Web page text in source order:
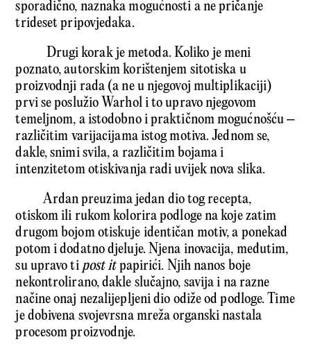
sporadično, naznaka mogućnosti a ne pričanje
trideset pripovjedaka.
Drugi korak je metoda. Koliko je meni
poznato, autorskim korištenjem sitotiska u
proizvodnji rada (a ne u njegovoj multiplikaciji)
prvi se poslužio Warhol i to upravo njegovom
temeljnom, a istodobno i praktičnom mogućnošću –
različitim varijacijama istog motiva. Jednom se,
dakle, snimi svila, a različitim bojama i
intenzitetom otiskivanja radi uvijek nova slika.
Ardan preuzima jedan dio tog recepta,
otiskom ili rukom kolorira podloge na koje zatim
drugom bojom otiskuje identičan motiv, a ponekad
potom i dodatno djeluje. Njena inovacija, međutim,
su upravo ti post itpapirići. Njih nanos boje
nekontrolirano, dakle slučajno, savija i na razne
načine onaj nezalijepljeni dio odiže od podloge. Time
je dobivena svojevrsna mreža organski nastala
procesom proizvodnje.